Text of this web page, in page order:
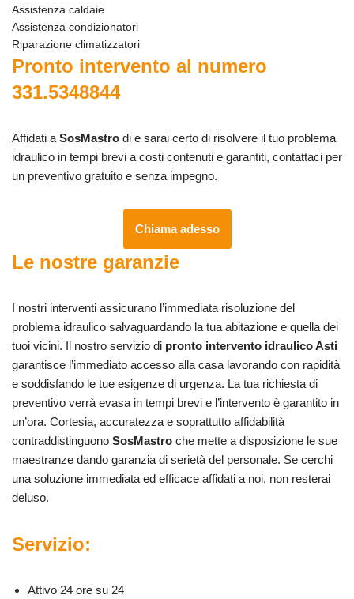
Assistenza caldaie
Assistenza condizionatori
Riparazione climatizzatori
Pronto intervento al numero
331.5348844
Affidati a SosMastro di e sarai certo di risolvere il tuo problema
idraulico in tempi brevi a costi contenuti e garantiti, contattaci per
un preventivo gratuito e senza impegno.
Chiama adesso
Le nostre garanzie
I nostri interventi assicurano l’immediata risoluzione del
problema idraulico salvaguardando la tua abitazione e quella dei
tuoi vicini. Il nostro servizio di pronto intervento idraulico Asti
garantisce l’immediato accesso alla casa lavorando con rapidità
e soddisfando le tue esigenze di urgenza. La tua richiesta di
preventivo verrà evasa in tempi brevi e l’intervento è garantito in
un’ora. Cortesia, accuratezza e soprattutto affidabilità
contraddistinguono SosMastro che mette a disposizione le sue
maestranze dando garanzia di serietà del personale. Se cerchi
una soluzione immediata ed efficace affidati a noi, non resterai
deluso.
Servizio:
Attivo 24 ore su 24